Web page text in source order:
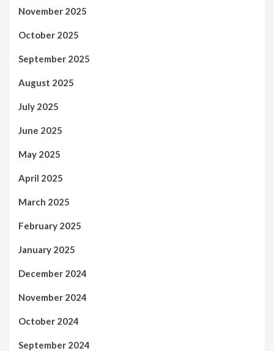
November 2025
October 2025
September 2025
August 2025
July 2025
June 2025
May 2025
April 2025
March 2025
February 2025
January 2025
December 2024
November 2024
October 2024
September 2024